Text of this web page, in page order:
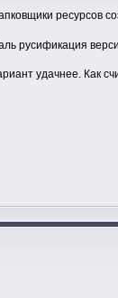
ресурсов
русификация
удачнее. Как